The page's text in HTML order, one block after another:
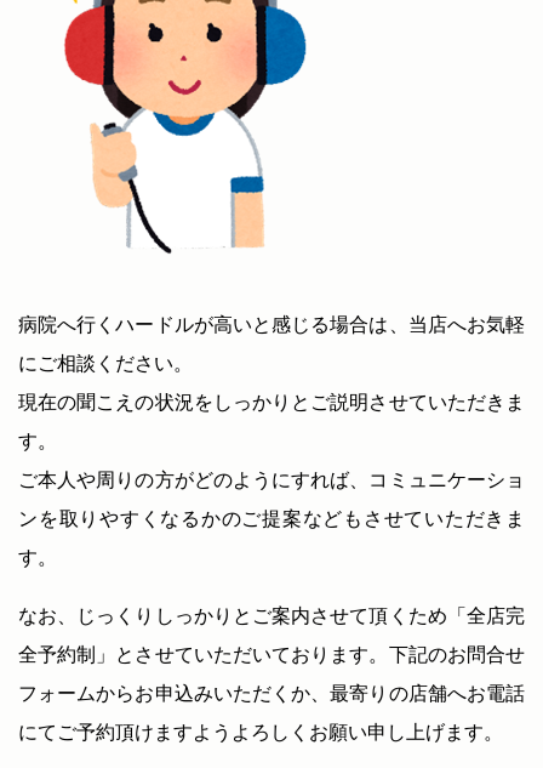
病院へ行くハードルが高いと感じる場合は、当店へお気軽
にご相談ください。
現在の聞こえの状況をしっかりとご説明させていただきま
す。
ご本人や周りの方がどのようにすれば、コミュニケーショ
ンを取りやすくなるかのご提案などもさせていただきま
す。
なお、じっくりしっかりとご案内させて頂くため「全店完
全予約制」とさせていただいております。下記のお問合せ
フォームからお申込みいただくか、最寄りの店舗へお電話
にてご予約頂けますようよろしくお願い申し上げます。